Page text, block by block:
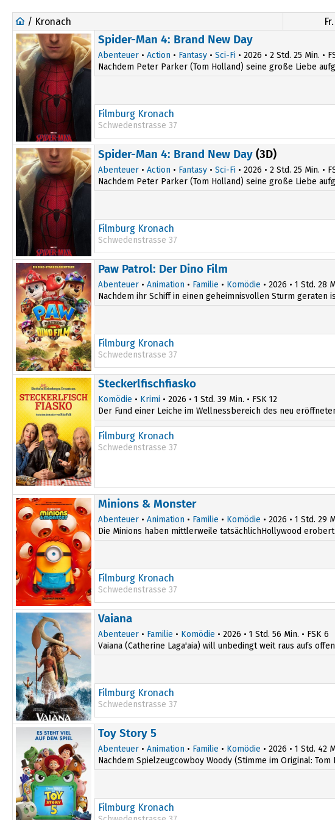
/ Kronach
Spider-Man 4: Brand New Day
Abenteuer • Action • Fantasy • Sci-Fi • 2026 • 2 Std. 25 Min. •
Nachdem Peter Parker (Tom Holland) seine große Liebe
Filmburg Kronach
Schwedenstrasse 37
13:45
Spider-Man 4: Brand New Day (3D)
Abenteuer • Action • Fantasy • Sci-Fi • 2026 • 2 Std. 25 Min. •
Nachdem Peter Parker (Tom Holland) seine große Liebe
Filmburg Kronach
Schwedenstrasse 37
19:30
Paw Patrol: Der Dino Film
Abenteuer • Animation • Familie • Komödie • 2026 • 1 Std. 28
Nachdem ihr Schiff in einen geheimnisvollen Sturm geraten
Filmburg Kronach
Schwedenstrasse 37
13:45
Steckerlfischfiasko
Komödie • Krimi • 2026 • 1 Std. 39 Min. • FSK 12
Der Fund einer Leiche im Wellnessbereich des neu
Filmburg Kronach
Schwedenstrasse 37
14:00
17:00
18:00
19:00
Minions & Monster
Abenteuer • Animation • Familie • Komödie • 2026 • 1 Std. 29
Die Minions haben mittlerweile tatsächlichHollywood
Filmburg Kronach
Schwedenstrasse 37
Vaiana
Abenteuer • Familie • Komödie • 2026 • 1 Std. 56 Min. • FSK 6
Vaiana (Catherine Laga'aia) will unbedingt weit raus aufs
Filmburg Kronach
Schwedenstrasse 37
Toy Story 5
Abenteuer • Animation • Familie • Komödie • 2026 • 1 Std. 42
Nachdem Spielzeugcowboy Woody (Stimme im Original:
Filmburg Kronach